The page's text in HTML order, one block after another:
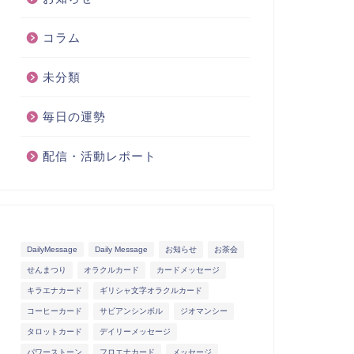
コラム
未分類
毎日の運勢
配信・活動レポート
DailyMessage Daily Message お知らせ お茶会
せんまつり オラクルカード カードメッセージ
キラエナカード ギリシャ文字オラクルカード
コーヒーカード サビアンシンボル ジオマンシー
タロットカード デイリーメッセージ
パワーストーン フロエナカード メッセージ